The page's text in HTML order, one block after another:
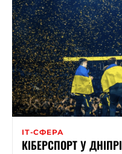
ІТ-СФЕРА
КІБЕРСПОРТ У ДНІПРІ